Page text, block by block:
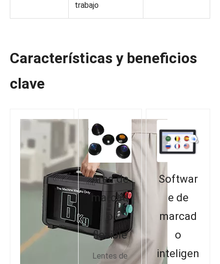
trabajo
Características y beneficios
clave
Área de
marcad
o
flexible
Lentes de
Softwar
e de
marcad
o
inteligen